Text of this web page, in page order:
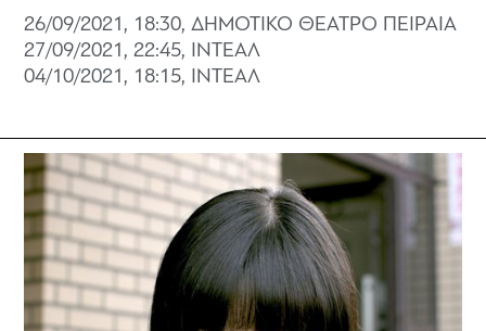
26/09/2021, 18:30, ΔΗΜΟΤΙΚΟ ΘΕΑΤΡΟ ΠΕΙΡΑΙΑ
27/09/2021, 22:45, ΙΝΤΕΑΛ
04/10/2021, 18:15, ΙΝΤΕΑΛ